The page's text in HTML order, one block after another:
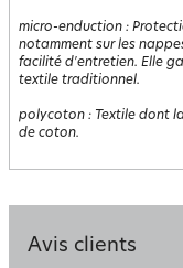
micro-enduction :
notamment sur les
facilité d'entretien. Elle
textile traditionnel.
polycoton : Textile dont
de coton.
Avis clients